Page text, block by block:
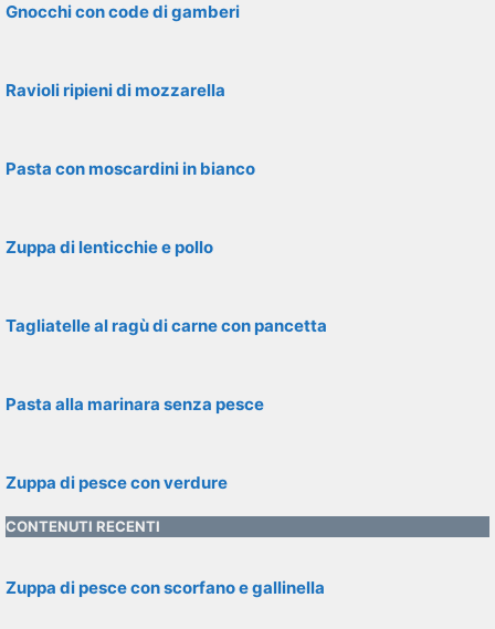
Gnocchi con code di gamberi
Ravioli ripieni di mozzarella
Pasta con moscardini in bianco
Zuppa di lenticchie e pollo
Tagliatelle al ragù di carne con pancetta
Pasta alla marinara senza pesce
Zuppa di pesce con verdure
CONTENUTI RECENTI
Zuppa di pesce con scorfano e gallinella